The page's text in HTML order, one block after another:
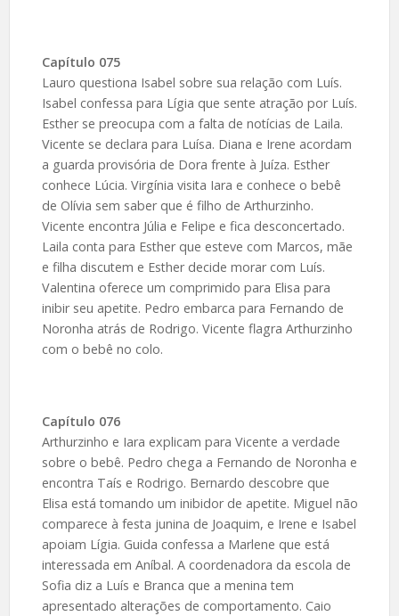
Capítulo 075
Lauro questiona Isabel sobre sua relação com Luís.
Isabel confessa para Lígia que sente atração por Luís.
Esther se preocupa com a falta de notícias de Laila.
Vicente se declara para Luísa. Diana e Irene acordam
a guarda provisória de Dora frente à Juíza. Esther
conhece Lúcia. Virgínia visita Iara e conhece o bebê
de Olívia sem saber que é filho de Arthurzinho.
Vicente encontra Júlia e Felipe e fica desconcertado.
Laila conta para Esther que esteve com Marcos, mãe
e filha discutem e Esther decide morar com Luís.
Valentina oferece um comprimido para Elisa para
inibir seu apetite. Pedro embarca para Fernando de
Noronha atrás de Rodrigo. Vicente flagra Arthurzinho
com o bebê no colo.
Capítulo 076
Arthurzinho e Iara explicam para Vicente a verdade
sobre o bebê. Pedro chega a Fernando de Noronha e
encontra Taís e Rodrigo. Bernardo descobre que
Elisa está tomando um inibidor de apetite. Miguel não
comparece à festa junina de Joaquim, e Irene e Isabel
apoiam Lígia. Guida confessa a Marlene que está
interessada em Aníbal. A coordenadora da escola de
Sofia diz a Luís e Branca que a menina tem
apresentado alterações de comportamento. Caio